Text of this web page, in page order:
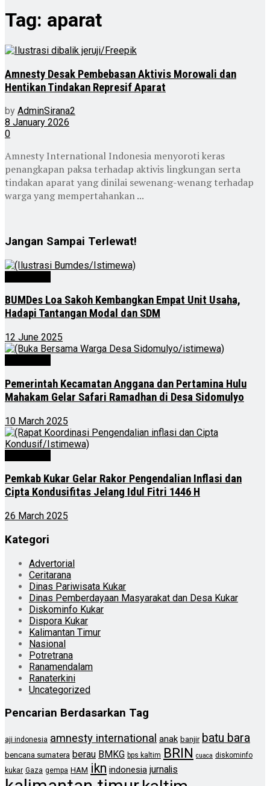
Tag: aparat
Amnesty Desak Pembebasan Aktivis Morowali dan
Hentikan Tindakan Represif Aparat
by AdminSirana2
8 January 2026
0
Amnesty International Indonesia menyoroti keras
penangkapan paksa terhadap aktivis lingkungan serta
tindakan aparat yang dinilai sewenang-wenang terhadap
warga yang mempertahankan ...
Jangan Sampai Terlewat!
BUMDes Loa Sakoh Kembangkan Empat Unit Usaha,
Hadapi Tantangan Modal dan SDM
12 June 2025
Pemerintah Kecamatan Anggana dan Pertamina Hulu
Mahakam Gelar Safari Ramadhan di Desa Sidomulyo
10 March 2025
Pemkab Kukar Gelar Rakor Pengendalian Inflasi dan
Cipta Kondusifitas Jelang Idul Fitri 1446 H
26 March 2025
Kategori
Advertorial
Ceritarana
Dinas Pariwisata Kukar
Dinas Pemberdayaan Masyarakat dan Desa Kukar
Diskominfo Kukar
Dispora Kukar
Kalimantan Timur
Nasional
Potretrana
Ranamendalam
Ranaterkini
Uncategorized
Pencarian Berdasarkan Tag
aji indonesia amnesty international anak banjir batu bara
bencana sumatera berau BMKG bps kaltim BRIN cuaca diskominfo
kukar Gaza gempa HAM ikn indonesia jurnalis